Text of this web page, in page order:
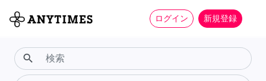
ログイン 新規登録
search